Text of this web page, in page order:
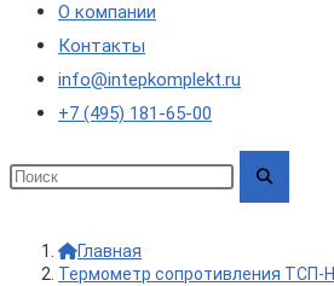
О компании
Контакты
info@intepkomplekt.ru
+7 (495) 181-65-00
Главная
Термометр сопротивления ТСП-Н